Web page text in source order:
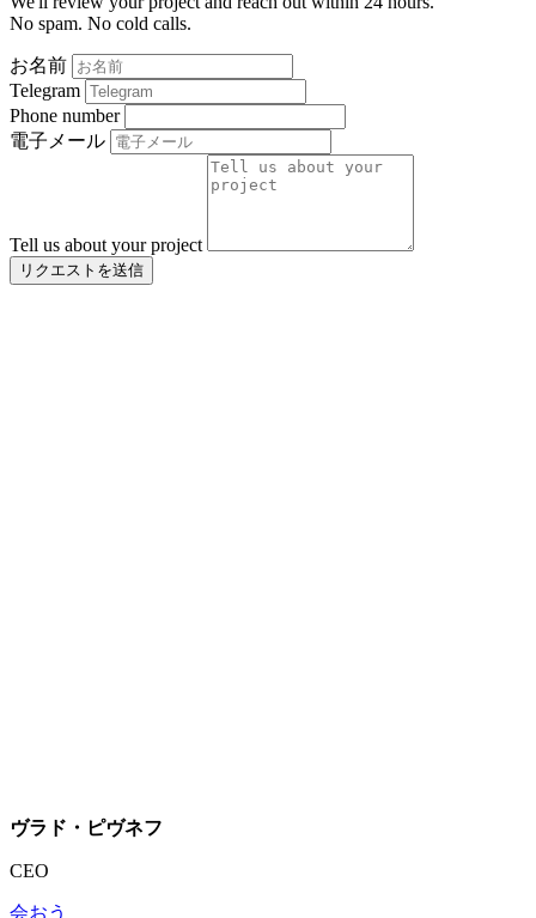
No spam. No cold calls.
お名前
Telegram
Phone number
電子メール
Tell us about your project
リクエストを送信
ヴラド・ピヴネフ
CEO
会おう